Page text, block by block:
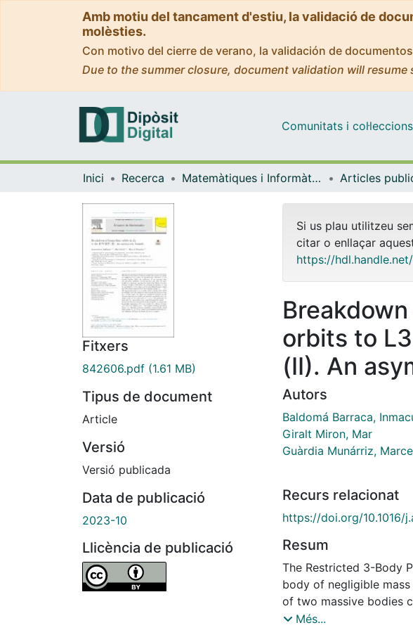
Amb motiu del tancament d'estiu, la validació de
molèsties.
Con motivo del cierre de verano, la validación de
Due to the summer closure, document validation will
Comunitats i col·leccions
Inici Recerca Matemàtiques i Informàtica
Fitxers
842606.pdf (1.61 MB)
Tipus de document
Article
Versió
Versió publicada
Data de publicació
2023-10
Llicència de publicació
Si us plau utilitzeu
citar o enllaçar
https://
orbits to
(II). An
Autors
Baldomá Barraca,
Giralt Miron, Mar
Guàrdia Munárriz,
Recurs relacionat
https://doi.org/10.1016/
Resum
The Restricted 3-Body
body of negligible
of two massive bodies
assumes that the
Més...